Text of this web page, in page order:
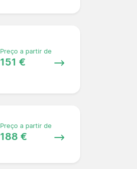
Preço a partir de
151 €
Preço a partir de
188 €